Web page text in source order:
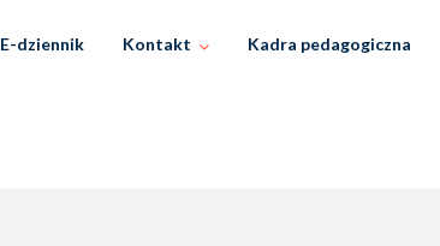
E-dziennik Kontakt Kadra pedagogiczna